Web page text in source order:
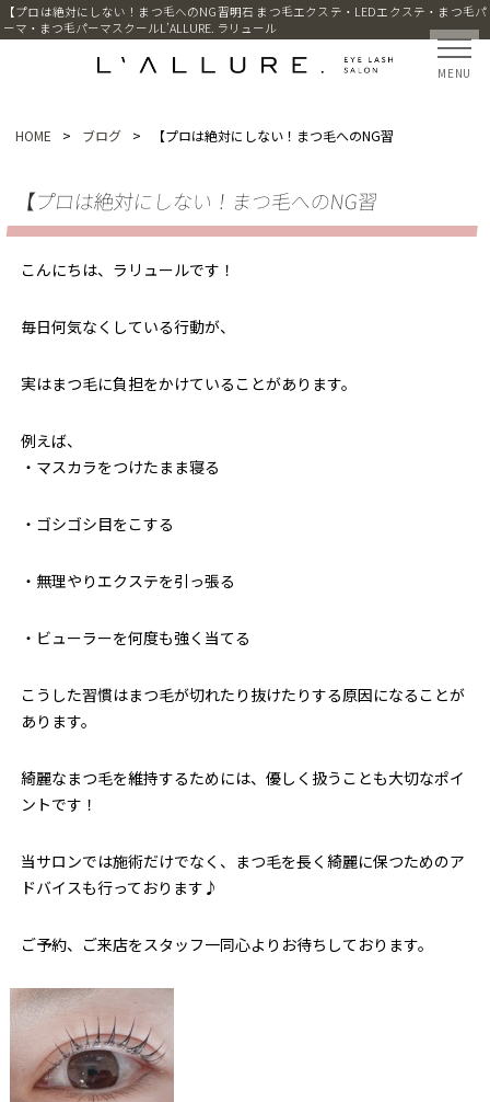
【プロは絶対にしない！まつ毛へのNG習明石 まつ毛エクステ・LEDエクステ・まつ毛パ
ーマ・まつ毛パーマスクールL’ALLURE. ラリュール
MENU
HOME > ブログ > 【プロは絶対にしない！まつ毛へのNG習
【プロは絶対にしない！まつ毛へのNG習
こんにちは、ラリュールです！
毎日何気なくしている行動が、
実はまつ毛に負担をかけていることがあります。
例えば、
・マスカラをつけたまま寝る
・ゴシゴシ目をこする
・無理やりエクステを引っ張る
・ビューラーを何度も強く当てる
こうした習慣はまつ毛が切れたり抜けたりする原因になることが
あります。
綺麗なまつ毛を維持するためには、優しく扱うことも大切なポイ
ントです！
当サロンでは施術だけでなく、まつ毛を長く綺麗に保つためのア
ドバイスも行っております♪
ご予約、ご来店をスタッフ一同心よりお待ちしております。